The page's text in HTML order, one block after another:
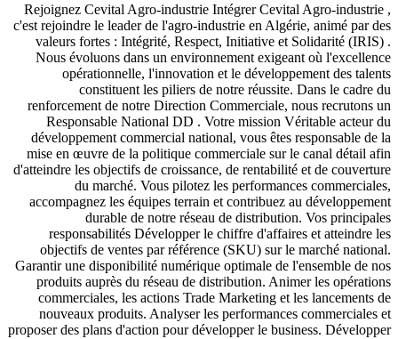
Rejoignez Cevital Agro-industrie Intégrer Cevital Agro-industrie ,
c'est rejoindre le leader de l'agro-industrie en Algérie, animé par des
valeurs fortes : Intégrité, Respect, Initiative et Solidarité (IRIS) .
Nous évoluons dans un environnement exigeant où l'excellence
opérationnelle, l'innovation et le développement des talents
constituent les piliers de notre réussite. Dans le cadre du
renforcement de notre Direction Commerciale, nous recrutons un
Responsable National DD . Votre mission Véritable acteur du
développement commercial national, vous êtes responsable de la
mise en œuvre de la politique commerciale sur le canal détail afin
d'atteindre les objectifs de croissance, de rentabilité et de couverture
du marché. Vous pilotez les performances commerciales,
accompagnez les équipes terrain et contribuez au développement
durable de notre réseau de distribution. Vos principales
responsabilités Développer le chiffre d'affaires et atteindre les
objectifs de ventes par référence (SKU) sur le marché national.
Garantir une disponibilité numérique optimale de l'ensemble de nos
produits auprès du réseau de distribution. Animer les opérations
commerciales, les actions Trade Marketing et les lancements de
nouveaux produits. Analyser les performances commerciales et
proposer des plans d'action pour développer le business. Développer